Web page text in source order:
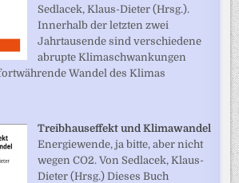
Sedlacek, Klaus-Dieter (Hrsg.).
Innerhalb der letzten zwei
Jahrtausende sind verschiedene
abrupte Klimaschwankungen
Wandel des Klimas
Treibhauseffekt und Klimawandel
Energiewende, ja bitte, aber nicht
wegen CO2. Von Sedlacek, Klaus-
Dieter (Hrsg.) Dieses Buch